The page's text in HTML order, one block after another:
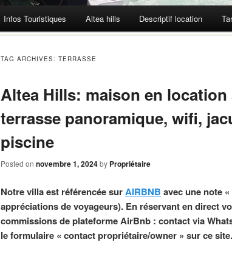
Skip to content
Infos Touristiques Altea hills Descriptif location
TAG ARCHIVES: TERRASSE
Altea Hills: maison en location
terrasse panoramique, wifi,
piscine
Posted on novembre 1, 2024by Propriétaire
Notre villa est référencée surAIRBNB avec une note
appréciations de voyageurs). En réservant en direct
commissions de plateforme AirBnb : contact via
le formulaire « contact propriétaire/owner » sur ce site.